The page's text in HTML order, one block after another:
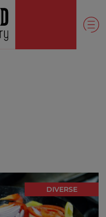
DIVERSE